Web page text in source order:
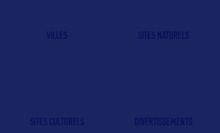
VILLES SITES NATURELS
SITES CULTURELS DIVERTISSEMENTS